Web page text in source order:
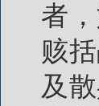
者
赅
及